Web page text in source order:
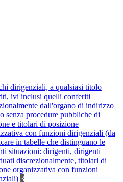
dirigenziali, a qualsiasi titolo
ivi inclusi quelli conferiti
dall'organo di indirizzo
senza procedure pubbliche di
e titolari di posizione
con funzioni dirigenziali (da
in tabelle che distinguano le
situazioni: dirigenti, dirigenti
discrezionalmente, titolari di
organizzativa con funzioni
3